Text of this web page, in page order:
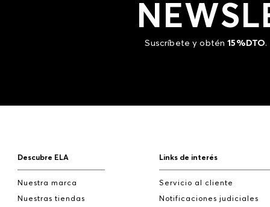
Suscríbete y obtén15%DTO.
Descubre ELA
Nuestra marca
Nuestras tiendas
Links de interés
Servicio al cliente
Notificaciones judiciales